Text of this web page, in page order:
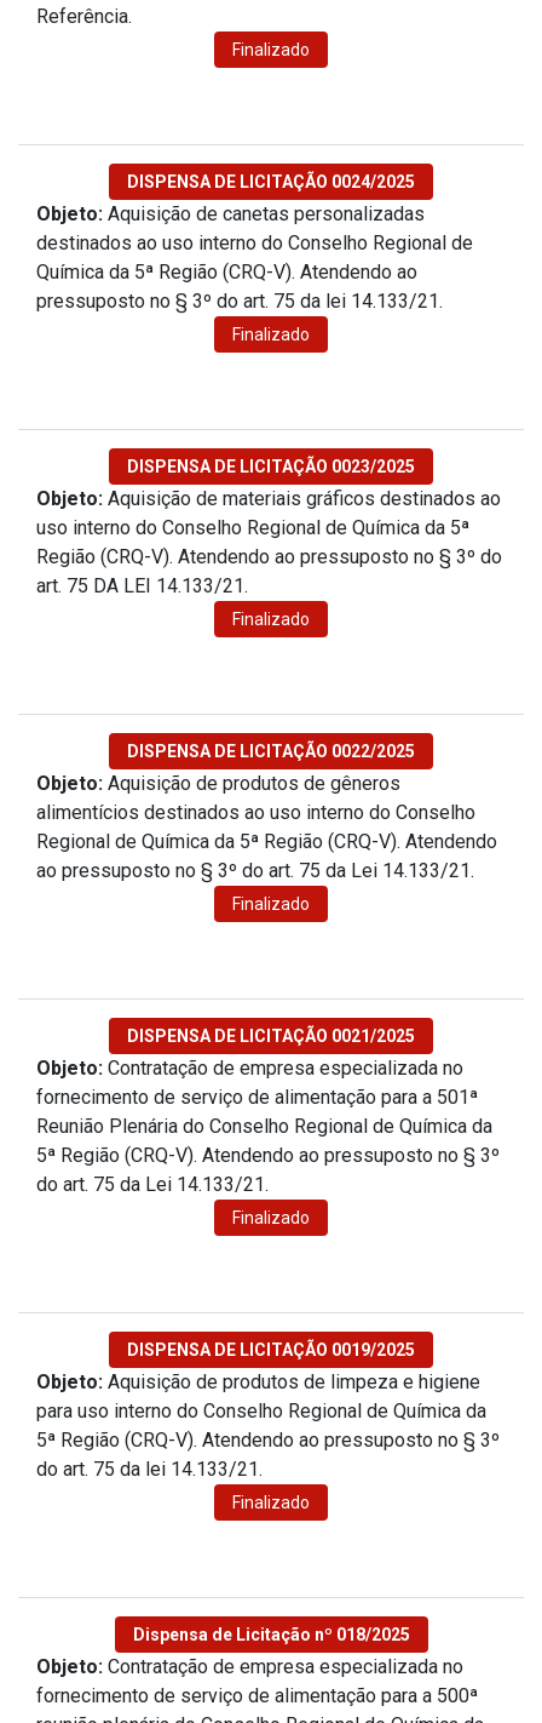
Referência.
Finalizado
DISPENSA DE LICITAÇÃO 0024/2025
Objeto: Aquisição de canetas personalizadas
destinados ao uso interno do Conselho Regional de
Química da 5ª Região (CRQ-V). Atendendo ao
pressuposto no § 3º do art. 75 da lei 14.133/21.
Finalizado
DISPENSA DE LICITAÇÃO 0023/2025
Objeto: Aquisição de materiais gráficos destinados ao
uso interno do Conselho Regional de Química da 5ª
Região (CRQ-V). Atendendo ao pressuposto no § 3º do
art. 75 DA LEI 14.133/21.
Finalizado
DISPENSA DE LICITAÇÃO 0022/2025
Objeto: Aquisição de produtos de gêneros
alimentícios destinados ao uso interno do Conselho
Regional de Química da 5ª Região (CRQ-V). Atendendo
ao pressuposto no § 3º do art. 75 da Lei 14.133/21.
Finalizado
DISPENSA DE LICITAÇÃO 0021/2025
Objeto: Contratação de empresa especializada no
fornecimento de serviço de alimentação para a 501ª
Reunião Plenária do Conselho Regional de Química da
5ª Região (CRQ-V). Atendendo ao pressuposto no § 3º
do art. 75 da Lei 14.133/21.
Finalizado
DISPENSA DE LICITAÇÃO 0019/2025
Objeto: Aquisição de produtos de limpeza e higiene
para uso interno do Conselho Regional de Química da
5ª Região (CRQ-V). Atendendo ao pressuposto no § 3º
do art. 75 da lei 14.133/21.
Finalizado
Dispensa de Licitação nº 018/2025
Objeto: Contratação de empresa especializada no
fornecimento de serviço de alimentação para a 500ª